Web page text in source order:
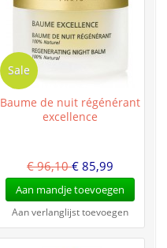
Sale
Baume de nuit régénérant
excellence
€ 96,10€ 85,99
Aan mandje toevoegen
Aan verlanglijst toevoegen